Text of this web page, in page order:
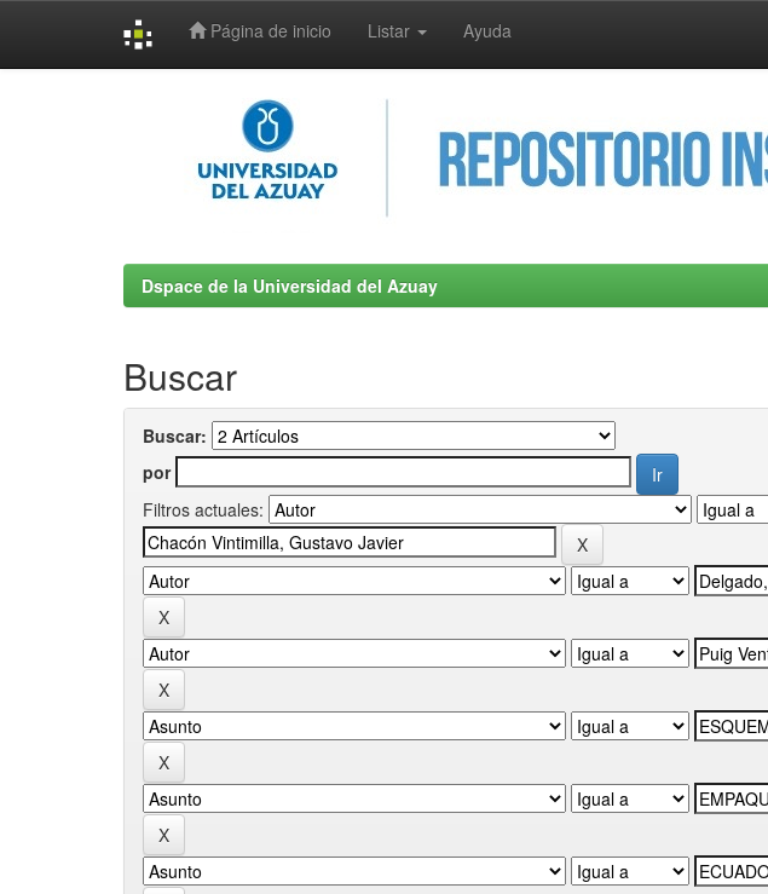
Página de inicio Listar Ayuda
Dspace de la Universidad del Azuay
Buscar
Buscar:
por
Filtros actuales: